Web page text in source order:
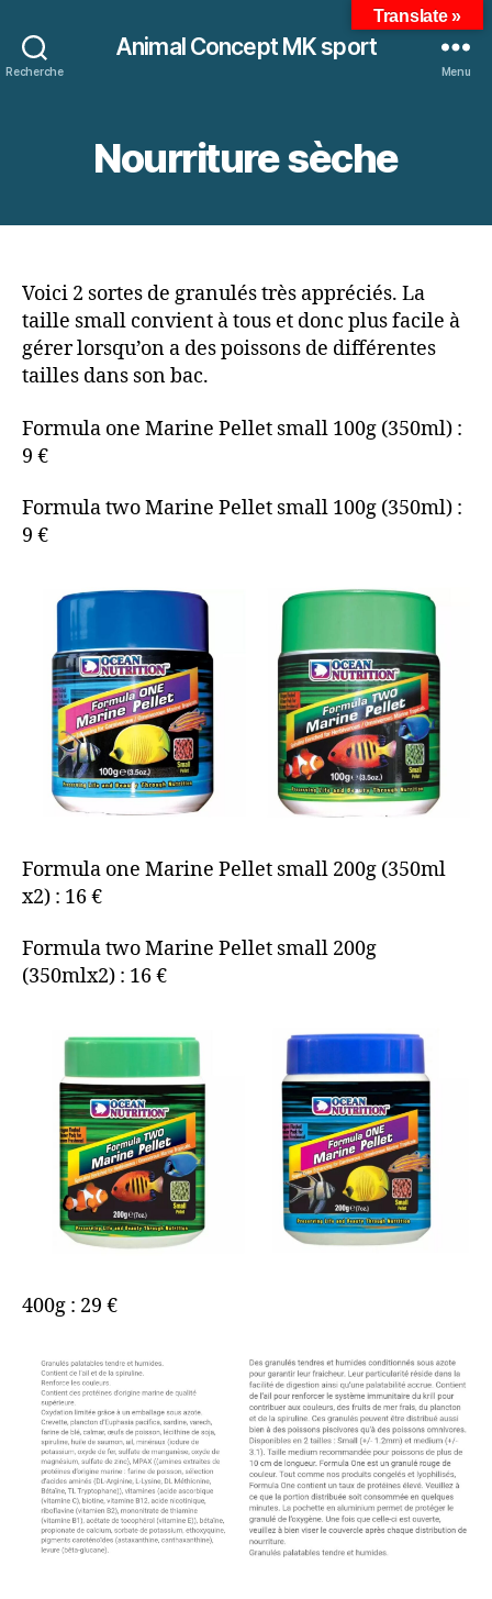
Recherche
Animal Concept MK sport
Menu
Nourriture sèche
Voici 2 sortes de granulés très appréciés. La
taille small convient à tous et donc plus facile à
gérer lorsqu’on a des poissons de différentes
tailles dans son bac.
Formula one Marine Pellet small 100g (350ml) :
9 €
Formula two Marine Pellet small 100g (350ml) :
9 €
Formula one Marine Pellet small 200g (350ml
x2) : 16 €
Formula two Marine Pellet small 200g
(350mlx2) : 16 €
400g : 29 €
Translate »